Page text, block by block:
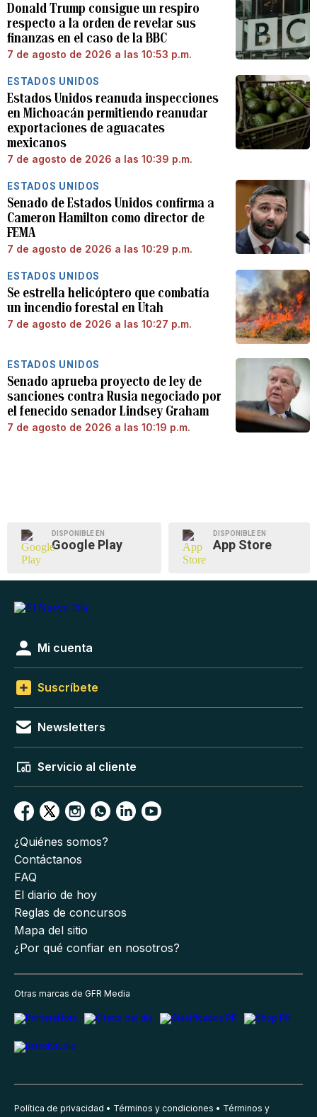
Donald Trump consigue un respiro
respecto a la orden de revelar sus
finanzas en el caso de la BBC
7 de agosto de 2026 a las 10:53 p.m.
ESTADOS UNIDOS
Estados Unidos reanuda inspecciones
en Michoacán permitiendo reanudar
exportaciones de aguacates
mexicanos
7 de agosto de 2026 a las 10:39 p.m.
ESTADOS UNIDOS
Senado de Estados Unidos confirma a
Cameron Hamilton como director de
FEMA
7 de agosto de 2026 a las 10:29 p.m.
ESTADOS UNIDOS
Se estrella helicóptero que combatía
un incendio forestal en Utah
7 de agosto de 2026 a las 10:27 p.m.
ESTADOS UNIDOS
Senado aprueba proyecto de ley de
sanciones contra Rusia negociado por
el fenecido senador Lindsey Graham
7 de agosto de 2026 a las 10:19 p.m.
DISPONIBLE EN
Google Play
DISPONIBLE EN
App Store
Mi cuenta
Suscríbete
Newsletters
Servicio al cliente
¿Quiénes somos?
Contáctanos
FAQ
El diario de hoy
Reglas de concursos
Mapa del sitio
¿Por qué confiar en nosotros?
Otras marcas de GFR Media
Política de privacidad Términos y condiciones Términos y